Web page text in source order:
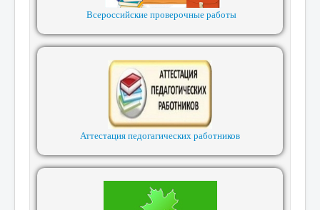
Всероссийские проверочные работы
Аттестация педогагических работников